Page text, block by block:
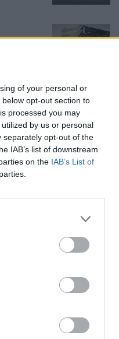
of your personal or
opt-out section to
processed you may
by us or personal
separately opt-out of the
IAB’s list of downstream
on the IAB’s List of